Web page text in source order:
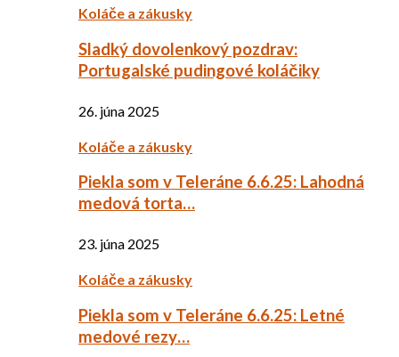
Koláče a zákusky
Sladký dovolenkový pozdrav:
Portugalské pudingové koláčiky
26. júna 2025
Koláče a zákusky
Piekla som v Teleráne 6.6.25: Lahodná
medová torta…
23. júna 2025
Koláče a zákusky
Piekla som v Teleráne 6.6.25: Letné
medové rezy…